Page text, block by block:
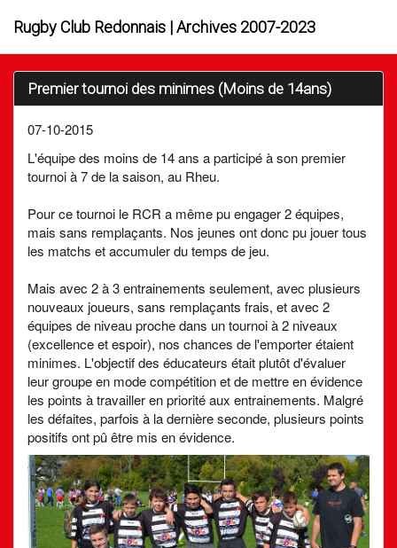
Rugby Club Redonnais | Archives 2007-2023
Premier tournoi des minimes (Moins de 14ans)
07-10-2015
L'équipe des moins de 14 ans a participé à son premier
tournoi à 7 de la saison, au Rheu.
Pour ce tournoi le RCR a même pu engager 2 équipes,
mais sans remplaçants. Nos jeunes ont donc pu jouer tous
les matchs et accumuler du temps de jeu.
Mais avec 2 à 3 entrainements seulement, avec plusieurs
nouveaux joueurs, sans remplaçants frais, et avec 2
équipes de niveau proche dans un tournoi à 2 niveaux
(excellence et espoir), nos chances de l'emporter étaient
minimes. L'objectif des éducateurs était plutôt d'évaluer
leur groupe en mode compétition et de mettre en évidence
les points à travailler en priorité aux entrainements. Malgré
les défaites, parfois à la dernière seconde, plusieurs points
positifs ont pû être mis en évidence.